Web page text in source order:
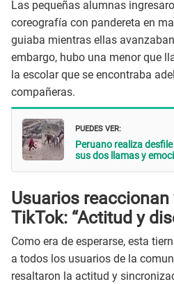
Las pequeñas alumnas
coreografía con pandereta en
guiaba mientras ellas
embargo, hubo una menor que
la escolar que se encontraba
compañeras.
PUEDES VER:
Peruano realiza
sus dos llamas y
Usuarios reaccionan
TikTok: “Actitud y
Como era de esperarse, esta
a todos los usuarios de la
resaltaron la actitud y